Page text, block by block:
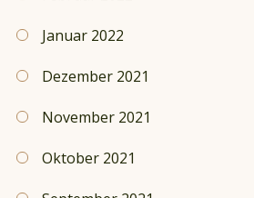
Januar 2022
Dezember 2021
November 2021
Oktober 2021